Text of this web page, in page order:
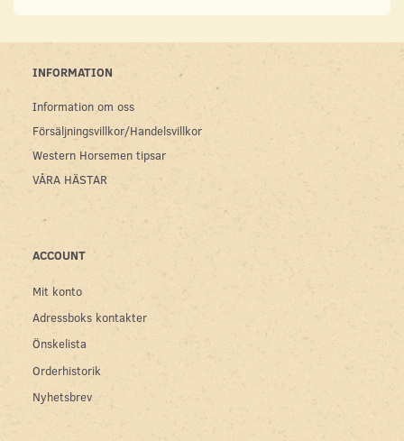
INFORMATION
Information om oss
Försäljningsvillkor/Handelsvillkor
Western Horsemen tipsar
VÅRA HÄSTAR
ACCOUNT
Mit konto
Adressboks kontakter
Önskelista
Orderhistorik
Nyhetsbrev